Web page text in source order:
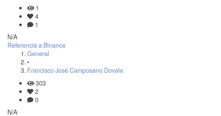
1
4
1
N/A
Referencia a Binance
General
•
Francisco José Camposano Dovale
303
2
0
N/A